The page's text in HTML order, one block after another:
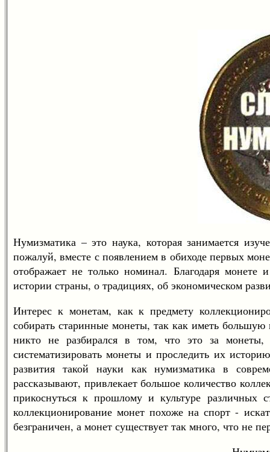
Нумизматика – это наука, которая занимается
пожалуй, вместе с появлением в обиходе первых
отображает не только номинал. Благодаря монете
истории страны, о традициях, об экономическом
Интерес к монетам, как к предмету
собирать старинные монеты, так как иметь
никто не разбирался в том, что это за монеты,
систематизировать монеты и проследить их
развития такой науки как нумизматика в
рассказывают, привлекает большое количество
прикоснуться к прошлому и культуре
коллекционирование монет похоже на спорт -
безграничен, а монет существует так много, что не